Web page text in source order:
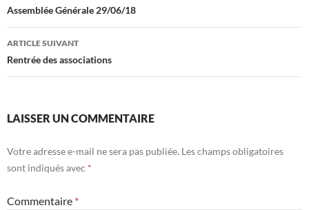
des
articles
Assemblée Générale 29/06/18
ARTICLE SUIVANT
Rentrée des associations
LAISSER UN COMMENTAIRE
Votre adresse e-mail ne sera pas publiée. Les champs obligatoires
sont indiqués avec *
Commentaire *